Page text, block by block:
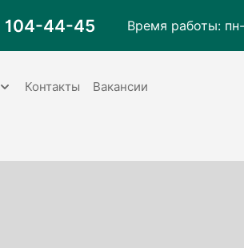
104-44-45 Время работы:
Контакты Вакансии